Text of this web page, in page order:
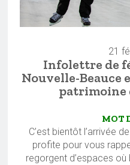
21
Infolettre de
Nouvelle-Beauce
patrimoine
MOT
C’est bientôt l’arrivée
profite pour vous
regorgent d’espaces où